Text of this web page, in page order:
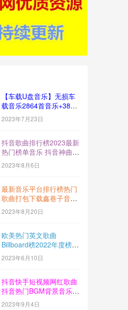
【车载U盘音乐】无损车
载音乐2864首音乐+383
视频[十倍音质]
2023年7月23日
抖音歌曲排行榜2023最新
热门榜单音乐 抖音神曲
BGM打包下载【2023-
7】
2023年8月6日
最新音乐平台排行榜热门
歌曲打包下载鑫巷子音乐
酷流行风向标【第54期】
2023年8月20日
欧美热门英文歌曲
Billboard榜2022年度榜单
音乐100首MP3打包下载
2023年6月10日
抖音快手短视频网红歌曲
抖音热门BGM背景音乐歌
曲排行榜打包下载
2023年9月4日